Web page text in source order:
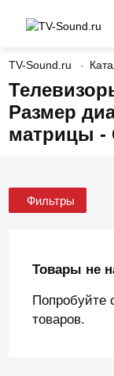
TV-Sound.ru
Размер
матрицы -
Фильтры
Товары не
Попробуйте
товаров.